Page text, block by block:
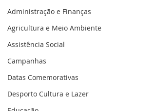
Administração e Finanças
Agricultura e Meio Ambiente
Assistência Social
Campanhas
Datas Comemorativas
Desporto Cultura e Lazer